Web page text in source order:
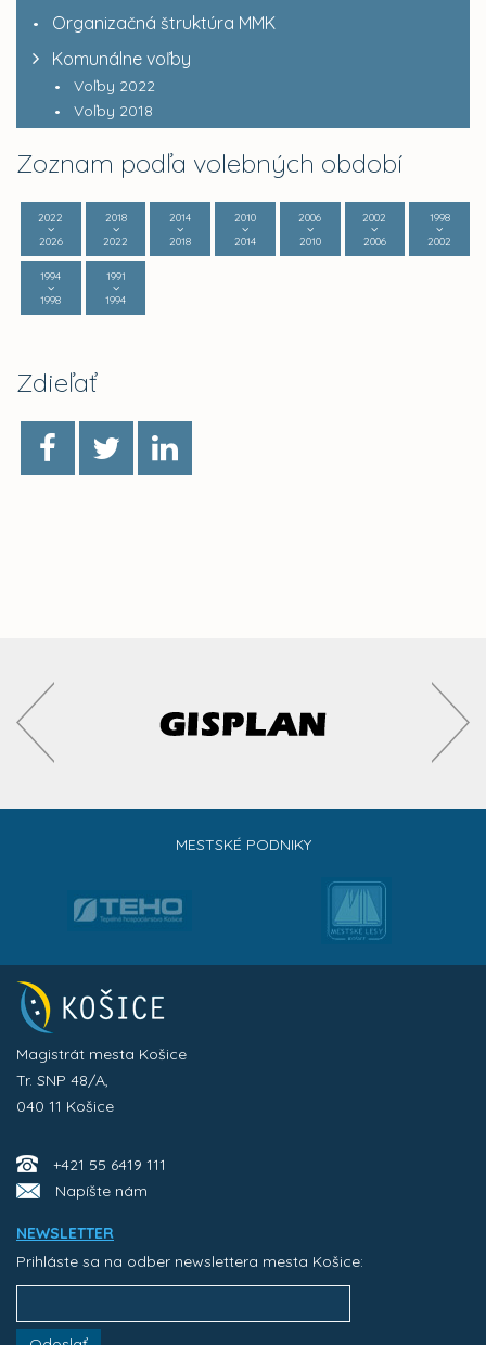
Organizačná štruktúra MMK
Komunálne voľby
Voľby 2022
Voľby 2018
Zoznam podľa volebných období
2022
2026
2018
2022
2014
2018
2010
2014
2006
2010
2002
2006
1998
2002
1994
1998
1991
1994
Zdieľať
MESTSKÉ PODNIKY
Magistrát mesta Košice
Tr. SNP 48/A,
040 11 Košice
+421 55 6419 111
Napíšte nám
NEWSLETTER
Prihláste sa na odber newslettera mesta Košice: